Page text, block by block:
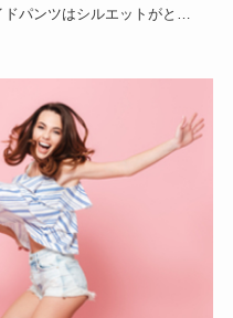
パンツはシルエットがとっ